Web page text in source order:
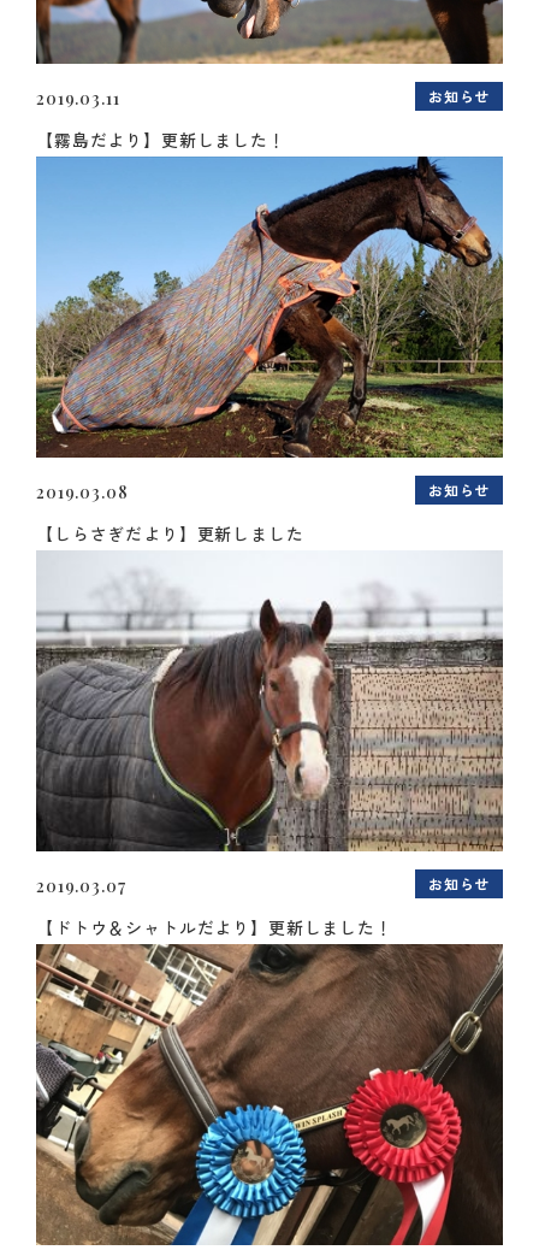
2019.03.11 お知らせ
【霧島だより】更新しました！
2019.03.08 お知らせ
【しらさぎだより】更新しました
2019.03.07 お知らせ
【ドトウ＆シャトルだより】更新しました！